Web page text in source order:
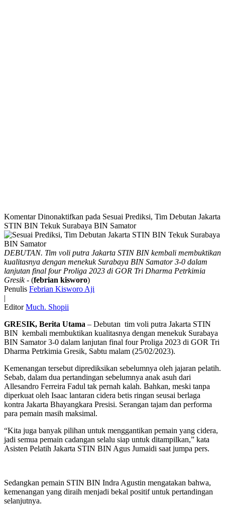
Komentar Dinonaktifkan pada Sesuai Prediksi, Tim Debutan Jakarta
STIN BIN Tekuk Surabaya BIN Samator
DEBUTAN. Tim voli putra Jakarta STIN BIN kembali membuktikan
kualitasnya dengan menekuk Surabaya BIN Samator 3-0 dalam
lanjutan final four Proliga 2023 di GOR Tri Dharma Petrkimia
Gresik- (febrian kisworo)
Penulis Febrian Kisworo Aji
|
Editor Much. Shopii
GRESIK, Berita Utama – Debutan tim voli putra Jakarta STIN
BIN kembali membuktikan kualitasnya dengan menekuk Surabaya
BIN Samator 3-0 dalam lanjutan final four Proliga 2023 di GOR Tri
Dharma Petrkimia Gresik, Sabtu malam (25/02/2023).
Kemenangan tersebut diprediksikan sebelumnya oleh jajaran pelatih.
Sebab, dalam dua pertandingan sebelumnya anak asuh dari
Allesandro Ferreira Fadul tak pernah kalah. Bahkan, meski tanpa
diperkuat oleh Isaac lantaran cidera betis ringan seusai berlaga
kontra Jakarta Bhayangkara Presisi. Serangan tajam dan performa
para pemain masih maksimal.
“Kita juga banyak pilihan untuk menggantikan pemain yang cidera,
jadi semua pemain cadangan selalu siap untuk ditampilkan,” kata
Asisten Pelatih Jakarta STIN BIN Agus Jumaidi saat jumpa pers.
Sedangkan pemain STIN BIN Indra Agustin mengatakan bahwa,
kemenangan yang diraih menjadi bekal positif untuk pertandingan
selanjutnya.